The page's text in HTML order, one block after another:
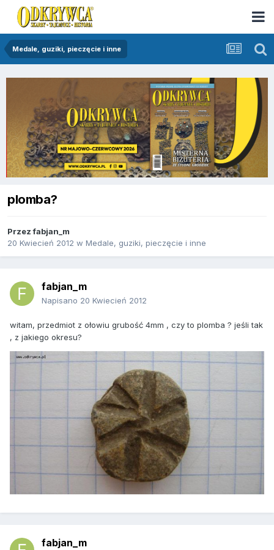
Medale, guziki, pieczęcie i inne
plomba?
Przezfabjan_m
20 Kwiecień 2012 w Medale, guziki, pieczęcie i inne
fabjan_m
Napisano 20 Kwiecień 2012
witam, przedmiot z ołowiu grubość 4mm , czy to plomba ? jeśli tak
, z jakiego okresu?
fabjan_m